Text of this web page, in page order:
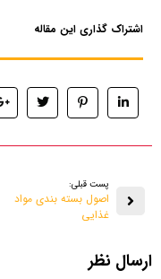
اشتراک گذاری این مقاله
پست قبلی:
اصول بسته بندی مواد
غذایی
ارسال نظر